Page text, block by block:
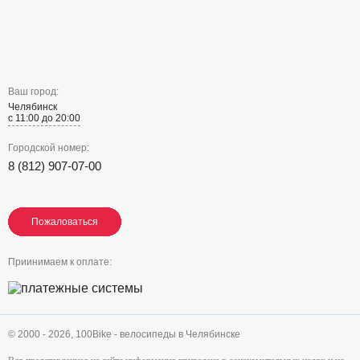
Ваш город:
Челябинск
с 11:00 до 20:00
Городской номер:
8 (812) 907-07-00
Пожаловаться
Пожаловаться
Пожаловаться
Приинимаем к оплате:
© 2000 - 2026, 100Bike - велосипеды в Челябинске